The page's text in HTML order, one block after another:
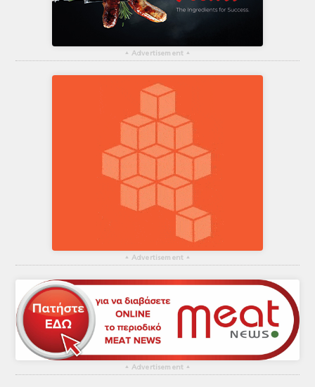
▴ Advertisement ▴
▴ Advertisement ▴
▴ Advertisement ▴